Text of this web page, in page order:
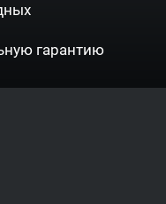
гарантию